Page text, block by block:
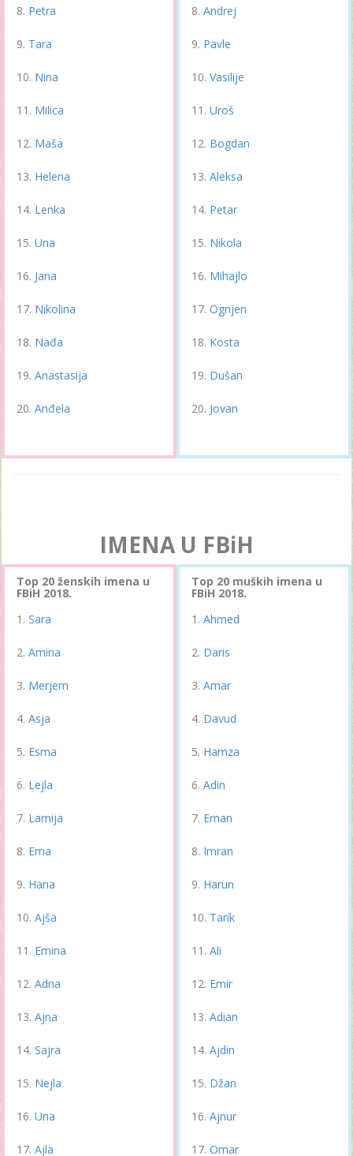
Petra
Tara
Nina
Milica
Maša
Helena
Lenka
Una
Jana
Nikolina
Nađa
Anastasija
Anđela
Andrej
Pavle
Vasilije
Uroš
Bogdan
Aleksa
Petar
Nikola
Mihajlo
Ognjen
Kosta
Dušan
Jovan
IMENA U FBiH
Top 20 ženskih imena u
FBiH 2018.
Sara
Amina
Merjem
Asja
Esma
Lejla
Lamija
Ema
Hana
Ajša
Emina
Adna
Ajna
Sajra
Nejla
Una
Ajla
Top 20 muških imena u
FBiH 2018.
Ahmed
Daris
Amar
Davud
Hamza
Adin
Eman
Imran
Harun
Tarik
Ali
Emir
Adian
Ajdin
Džan
Ajnur
Omar